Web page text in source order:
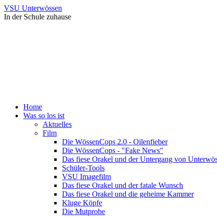
VSU Unterwössen
In der Schule zuhause
Home
Was so los ist
Aktuelles
Film
Die WössenCops 2.0 - Oilenfieber
Die WössenCops - "Fake News"
Das fiese Orakel und der Untergang von
Schüler-Tools
VSU Imagefilm
Das fiese Orakel und der fatale Wunsch
Das fiese Orakel und die geheime Kammer
Kluge Köpfe
Die Mutprobe